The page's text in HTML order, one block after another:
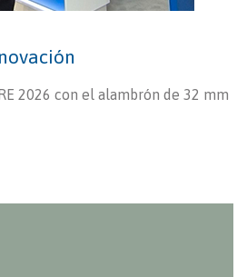
2026 con el alambrón de 32 mm